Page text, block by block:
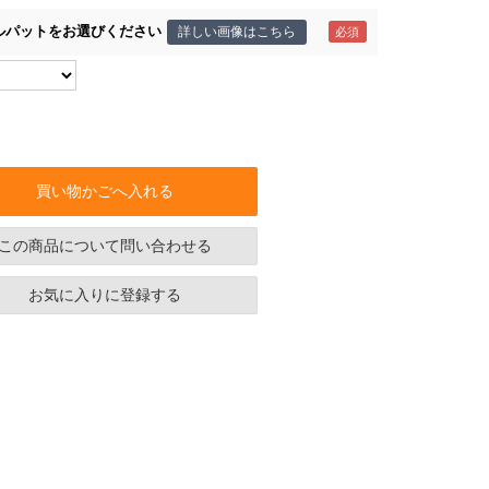
パットをお選びください 詳しい画像はこちら
買い物かごへ入れる
の商品について問い合わせる
お気に入りに登録する